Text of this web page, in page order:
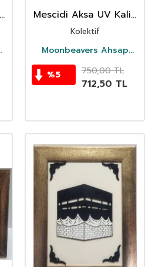
Mescidi Aksa UV Kalin
Çerçeve
Kolektif
Moonbeavers Ahsap
%5 750,00TL
712,50 TL